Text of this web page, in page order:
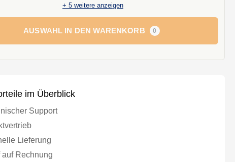
+ 5 weitere anzeigen
AUSWAHL IN DEN WARENKORB 0
im Überblick
Support
Lieferung
auf Rechnung